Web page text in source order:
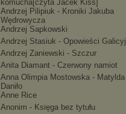
komucha[czyta Jacek Kiss]
Andrzej Pilipiuk - Kroniki Jakuba
Wędrowycza
Andrzej Sapkowski
Andrzej Stasiuk - Opowieści
Andrzej Zaniewski - Szczur
Anita Diamant - Czerwony namiot
Anna Olimpia Mostowska - Matylda
Daniło
Anne Rice
Anonim - Księga bez tytułu